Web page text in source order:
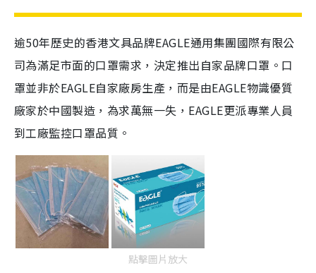
逾50年歷史的香港文具品牌EAGLE通用集團國際有限公
司為滿足市面的口罩需求，決定推出自家品牌口罩。口
罩並非於EAGLE自家廠房生產，而是由EAGLE物識優質
廠家於中國製造，為求萬無一失，EAGLE更派專業人員
到工廠監控口罩品質。
點擊圖片放大